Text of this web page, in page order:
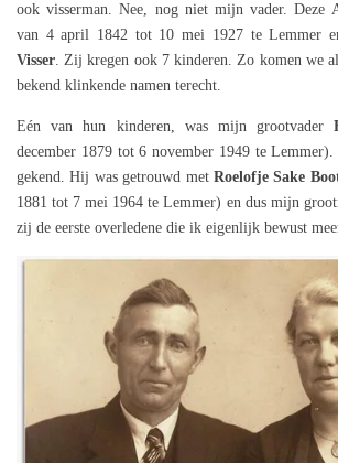
ook visserman. Nee, nog niet mijn vader. Deze
van 4 april 1842 tot 10 mei 1927 te Lemmer
Visser. Zij kregen ook 7 kinderen. Zo komen we
bekend klinkende namen terecht.
Eén van hun kinderen, was mijn grootvader
december 1879 tot 6 november 1949 te
gekend. Hij was getrouwd met Roelofje Sake
1881 tot 7 mei 1964 te Lemmer) en dus mijn
zij de eerste overledene die ik eigenlijk bewust